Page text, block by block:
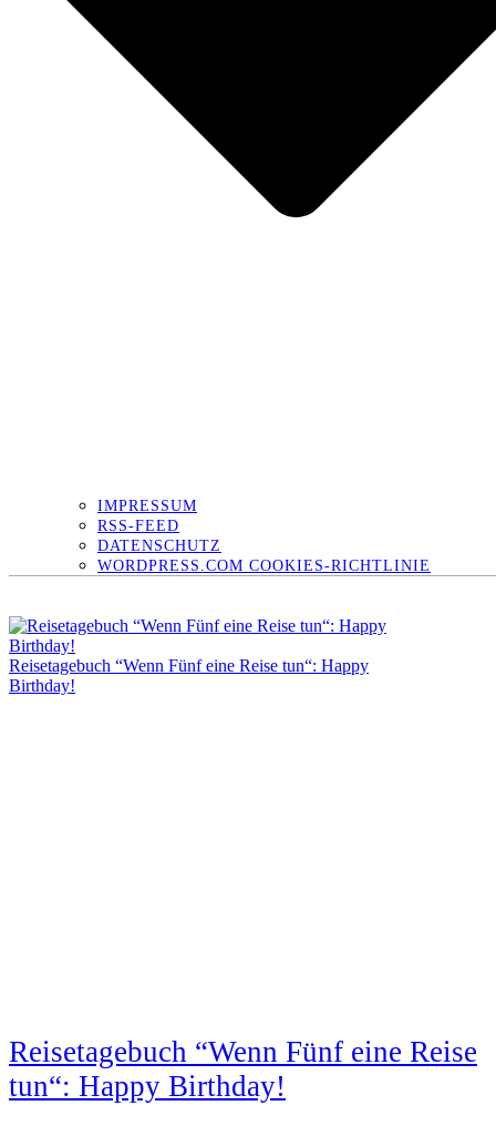
IMPRESSUM
RSS-FEED
DATENSCHUTZ
WORDPRESS.COM COOKIES-RICHTLINIE
Reisetagebuch “Wenn Fünf eine Reise tun“: Happy
Birthday!
Reisetagebuch “Wenn Fünf eine Reise
tun“: Happy Birthday!